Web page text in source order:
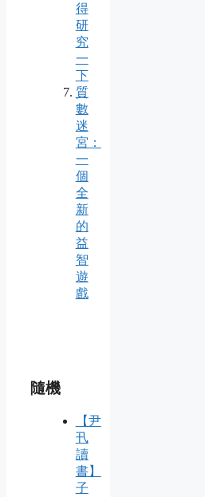
得
研
究
一
下
質
數
迷
宮：
一
個
全
新
的
益
智
遊
戲
隨機
【尹
卂
讀
書】
子